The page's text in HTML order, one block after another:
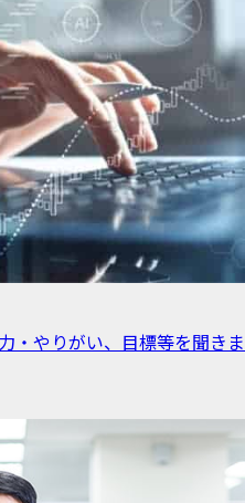
・やりがい、目標等を聞きま